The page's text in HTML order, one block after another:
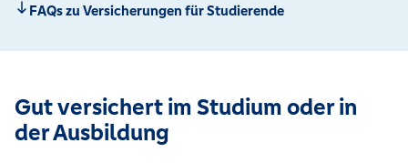
FAQs zu Versicherungen für Studierende
Gut versichert im Studium oder in
der Ausbildung